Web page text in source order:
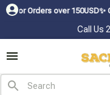
over 150USDㅤ✨Chúc
Call Us